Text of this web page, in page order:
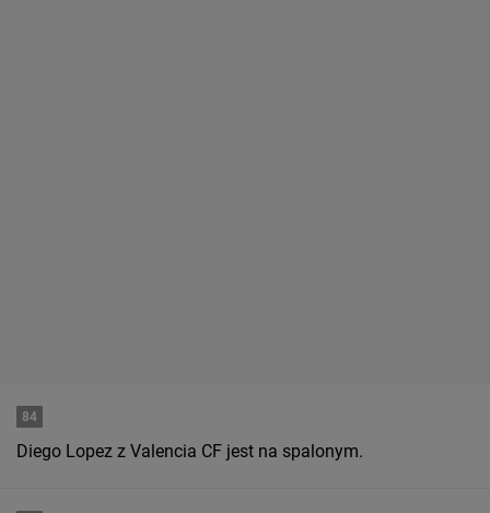
84
Diego Lopez z Valencia CF jest na spalonym.